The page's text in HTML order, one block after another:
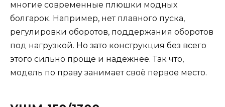
многие современные плюшки модных
болгарок. Например, нет плавного пуска,
регулировки оборотов, поддержания оборотов
под нагрузкой. Но зато конструкция без всего
этого сильно проще и надёжнее. Так что,
модель по праву занимает своё первое место.